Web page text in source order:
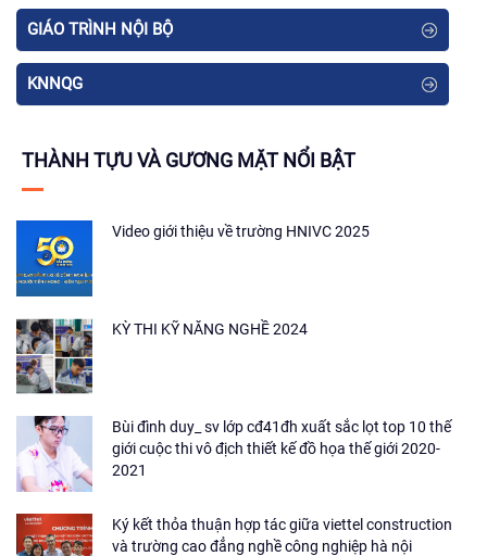
GIÁO TRÌNH NỘI BỘ
KNNQG
THÀNH TỰU VÀ GƯƠNG MẶT NỔI BẬT
Video giới thiệu về trường HNIVC 2025
KỲ THI KỸ NĂNG NGHỀ 2024
Bùi đình duy_ sv lớp cđ41đh xuất sắc lọt top 10 thế
giới cuộc thi vô địch thiết kế đồ họa thế giới 2020-
2021
Ký kết thỏa thuận hợp tác giữa viettel construction
và trường cao đẳng nghề công nghiệp hà nội